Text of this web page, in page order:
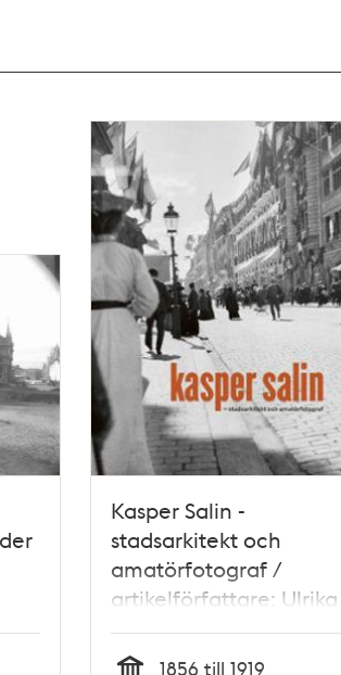
Kasper Salin -
stadsarkitekt och
amatörfotograf /
artikelförfattare: Ulrika
Falk, AnnMarie Bessing
1856 till 1919